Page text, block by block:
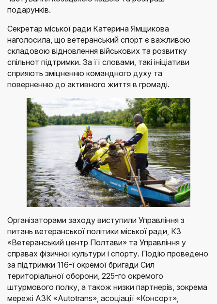
подарунків.
Секретар міської ради Катерина Ямщикова
наголосила, що ветеранський спорт є важливою
складовою відновлення військових та розвитку
спільнот підтримки. За її словами, такі ініціативи
сприяють зміцненню командного духу та
поверненню до активного життя в громаді.
Організаторами заходу виступили Управління з
питань ветеранської політики міської ради, КЗ
«Ветеранський центр Полтави» та Управління у
справах фізичної культури і спорту. Подію проведено
за підтримки 116-ї окремої бригади Сил
територіальної оборони, 225-го окремого
штурмового полку, а також низки партнерів, зокрема
мережі АЗК «Autotrans», асоціації «Консорт»,